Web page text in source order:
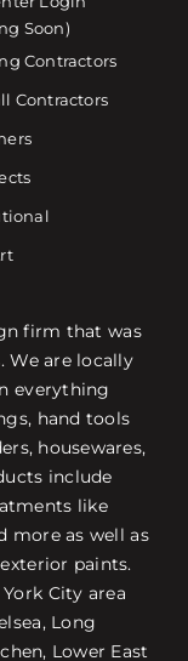
Soon)
Contractors
Contractors
firm that was
We are locally
everything
hand tools
housewares,
include
like
more as well as
paints.
City area
Long
Lower East